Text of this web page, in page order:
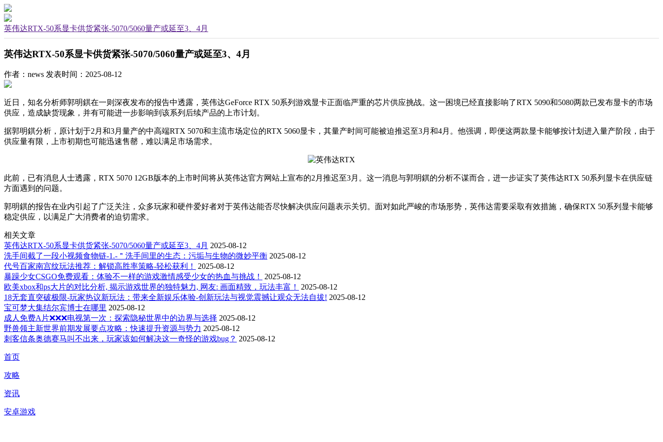
英伟达RTX-50系显卡供货紧张-5070/5060量产或延至3、4月
英伟达RTX-50系显卡供货紧张-5070/5060量产或延至3、4月
作者：news 发表时间：2025-08-12
近日，知名分析师郭明錤在一则深夜发布的报告中透露，英伟达GeForce RTX 50系列游戏显卡正面临严重的芯片供应挑战。这一困境已经直接影响了RTX 5090和5080两款已发布显卡的市场
供应，造成缺货现象，并有可能进一步影响到该系列后续产品的上市计划。
据郭明錤分析，原计划于2月和3月量产的中高端RTX 5070和主流市场定位的RTX 5060显卡，其量产时间可能被迫推迟至3月和4月。他强调，即便这两款显卡能够按计划进入量产阶段，由于
供应量有限，上市初期也可能迅速售罄，难以满足市场需求。
此前，已有消息人士透露，RTX 5070 12GB版本的上市时间将从英伟达官方网站上宣布的2月推迟至3月。这一消息与郭明錤的分析不谋而合，进一步证实了英伟达RTX 50系列显卡在供应链
方面遇到的问题。
郭明錤的报告在业内引起了广泛关注，众多玩家和硬件爱好者对于英伟达能否尽快解决供应问题表示关切。面对如此严峻的市场形势，英伟达需要采取有效措施，确保RTX 50系列显卡能够
稳定供应，以满足广大消费者的迫切需求。
相关文章
英伟达RTX-50系显卡供货紧张-5070/5060量产或延至3、4月 2025-08-12
洗手间截了一段小视频食物链-1.-＂洗手间里的生态：污垢与生物的微妙平衡 2025-08-12
代号百家南宫纹玩法推荐：解锁高胜率策略-轻松获利！
2025-08-12
暴躁少女CSGO免费观看：体验不一样的游戏激情感受少女的热血与挑战！
2025-08-12
欧美xbox和ps大片的对比分析, 揭示游戏世界的独特魅力, 网友: 画面精致，玩法丰富！
2025-08-12
18无套直突破极限-玩家热议新玩法：带来全新娱乐体验-创新玩法与视觉震撼让观众无法自拔! 2025-08-12
宝可梦大集结尔宾博士在哪里 2025-08-12
成人免费A片❌❌❌电视第一次：探索隐秘世界中的边界与选择 2025-08-12
野兽领主新世界前期发展要点攻略：快速提升资源与势力 2025-08-12
刺客信条奥德赛马叫不出来，玩家该如何解决这一奇怪的游戏bug？ 2025-08-12
首页
攻略
资讯
安卓游戏